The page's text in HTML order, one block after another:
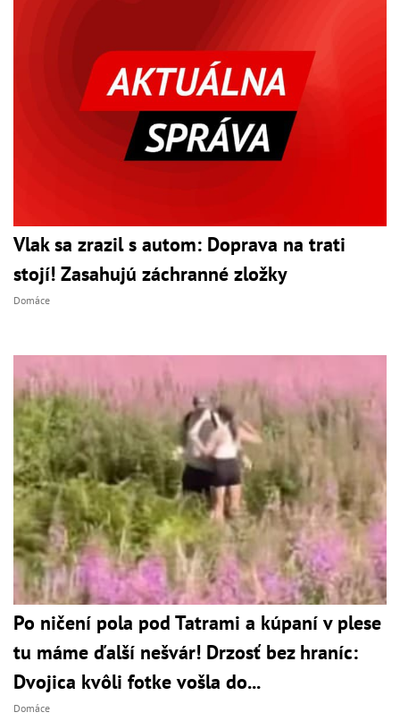
Vlak sa zrazil s autom: Doprava na trati
stojí! Zasahujú záchranné zložky
Domáce
Po ničení pola pod Tatrami a kúpaní v plese
tu máme ďalší nešvár! Drzosť bez hraníc:
Dvojica kvôli fotke vošla do...
Domáce